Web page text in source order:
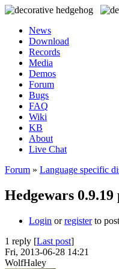
News
Download
Records
Media
Demos
Forum
Bugs
FAQ
Wiki
KB
About
Live Chat
Forum » Language specific
Hedgewars
Login orregisterto
1 reply [Last post]
Fri, 2013-06-28 14:21
WolfHaley